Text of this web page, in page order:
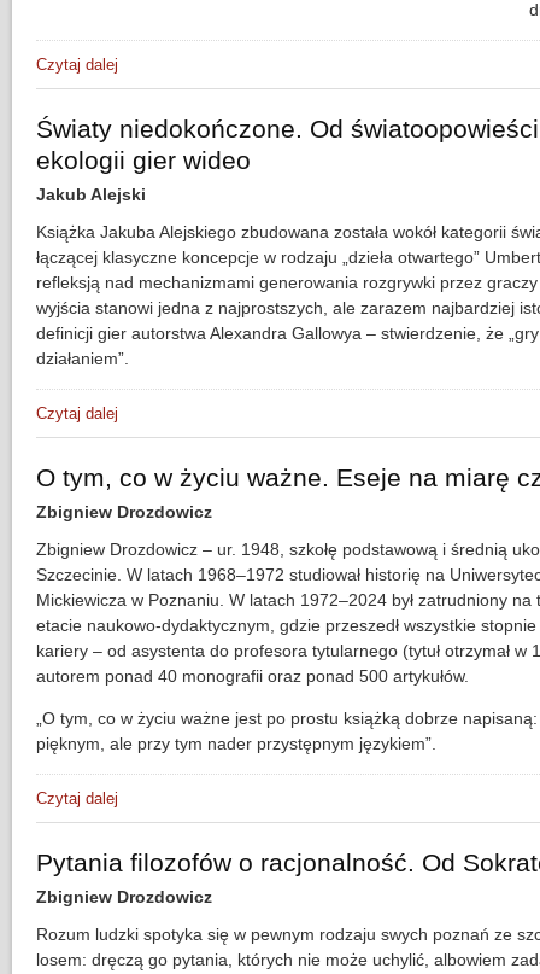
Czytaj dalej
Światy niedokończone. Od
ekologii gier wideo
Jakub Alejski
Książka Jakuba Alejskiego zbudowana została wokół kategorii
łączącej klasyczne koncepcje w rodzaju „dzieła otwartego”
refleksją nad mechanizmami generowania rozgrywki przez
wyjścia stanowi jedna z najprostszych, ale zarazem najbardziej
definicji gier autorstwa Alexandra Gallowya – stwierdzenie, że
działaniem”.
Czytaj dalej
O tym, co w życiu ważne. Eseje na miarę
Zbigniew Drozdowicz
Zbigniew Drozdowicz – ur. 1948, szkołę podstawową i średnią
Szczecinie. W latach 1968–1972 studiował historię na
Mickiewicza w Poznaniu. W latach 1972–2024 był zatrudniony na
etacie naukowo-dydaktycznym, gdzie przeszedł wszystkie
kariery – od asystenta do profesora tytularnego (tytuł otrzymał w
autorem ponad 40 monografii oraz ponad 500 artykułów.
„O tym, co w życiu ważne jest po prostu książką dobrze
pięknym, ale przy tym nader przystępnym językiem”.
Czytaj dalej
Pytania filozofów o racjonalność. Od
Zbigniew Drozdowicz
Rozum ludzki spotyka się w pewnym rodzaju swych poznań ze
losem: dręczą go pytania, których nie może uchylić, albowiem